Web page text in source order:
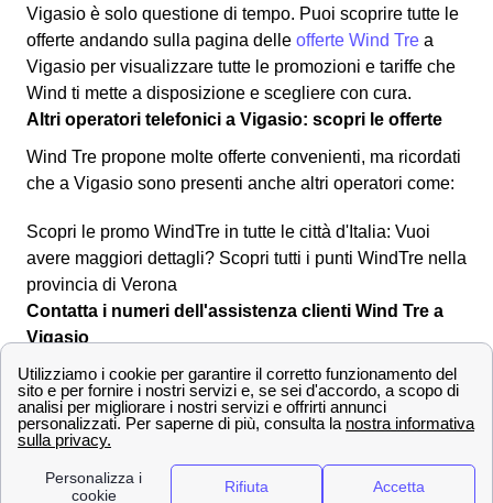
Vigasio è solo questione di tempo. Puoi scoprire tutte le
offerte andando sulla pagina delle offerte Wind Tre a
Vigasio per visualizzare tutte le promozioni e tariffe che
Wind ti mette a disposizione e scegliere con cura.
Altri operatori telefonici a Vigasio: scopri le offerte
Wind Tre propone molte offerte convenienti, ma ricordati
che a Vigasio sono presenti anche altri operatori come:
Scopri le promo WindTre in tutte le città d'Italia: Vuoi
avere maggiori dettagli? Scopri tutti i punti WindTre nella
provincia di Verona
Contatta i numeri dell'assistenza clienti Wind Tre a
Vigasio
Effettuare una disdetta con Wind Tre a Vigasio
Come fare per disdire un contratto con Wind Tre a
Vigasio? L'operatore segue i suoi clienti vigasiani in
tutte le operazioni necessarie, anche per la disdetta di
un abbonamento o tariffa. Puoi effettuare una disdetta in